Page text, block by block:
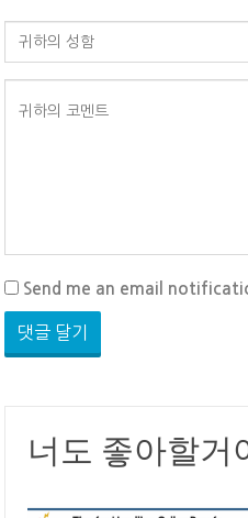
Send me an email
너도 좋아할거